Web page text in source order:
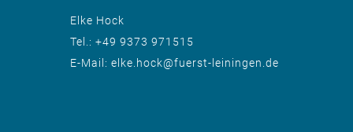
Elke Hock
Tel.: +49 9373 971515
E-Mail: elke.hock@fuerst-leiningen.de